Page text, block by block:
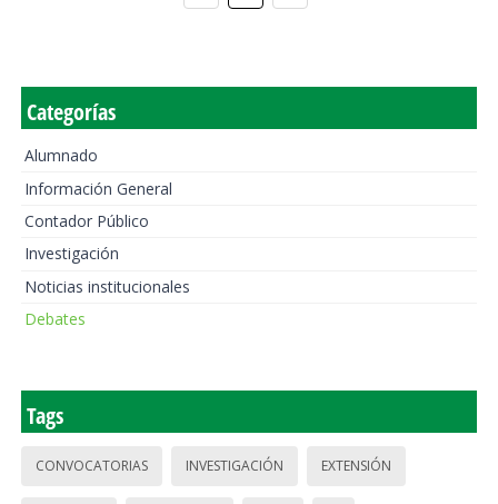
Categorías
Alumnado
Información General
Contador Público
Investigación
Noticias institucionales
Debates
Tags
CONVOCATORIAS INVESTIGACIÓN EXTENSIÓN